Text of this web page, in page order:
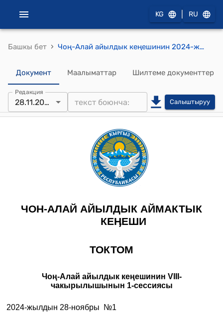
KG RU
Башкы бет › Чоң-Алай айылдык кеңешинин 2024-жылдын 28-ноябрындагы №1 Чоң-Алай айылдык кеңешинин төрагасын шайлоонун жыйынтыгы жөнүндө токтому
Документ Маалыматтар Шилтеме документтер
Редакция
28.11.2024 Салыштыруу